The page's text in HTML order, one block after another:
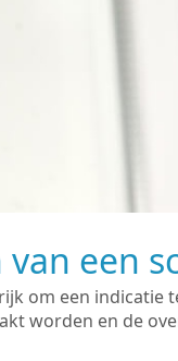
van een
om een indicatie
worden en de